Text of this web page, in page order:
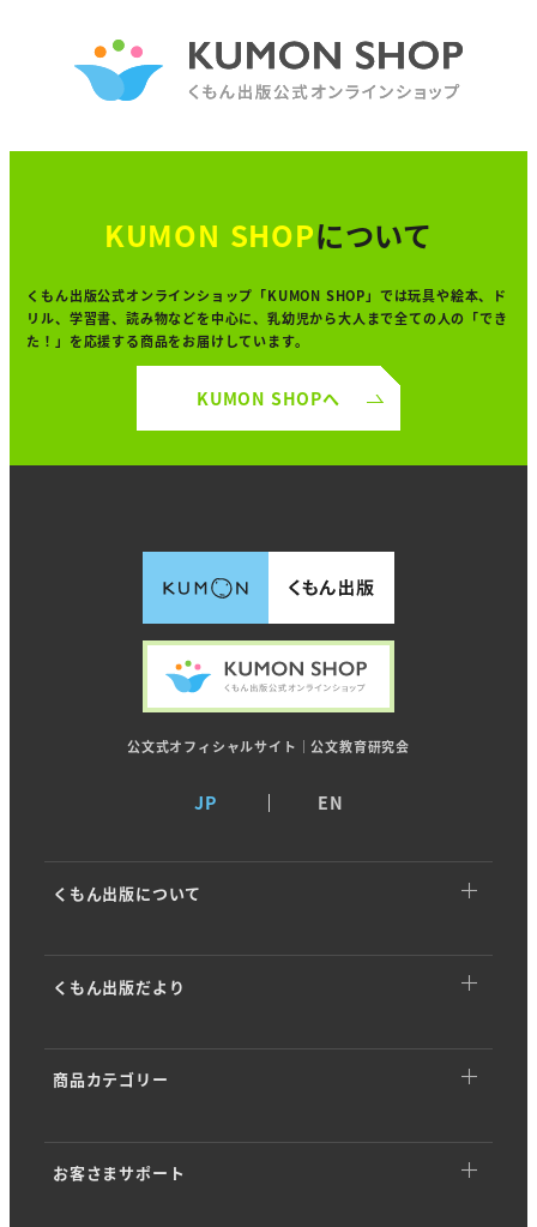
KUMON SHOPについて
くもん出版公式オンラインショップ「KUMON SHOP」では玩具や絵本、ド
リル、学習書、読み物などを中心に、 乳幼児から大人まで全ての人の「でき
た！」を応援する商品をお届けしています。
KUMON SHOPへ
公文式オフィシャルサイト｜公文教育研究会
JP EN
くもん出版について
会社概要
くもん出版だより
商品カテゴリー
お客さまサポート